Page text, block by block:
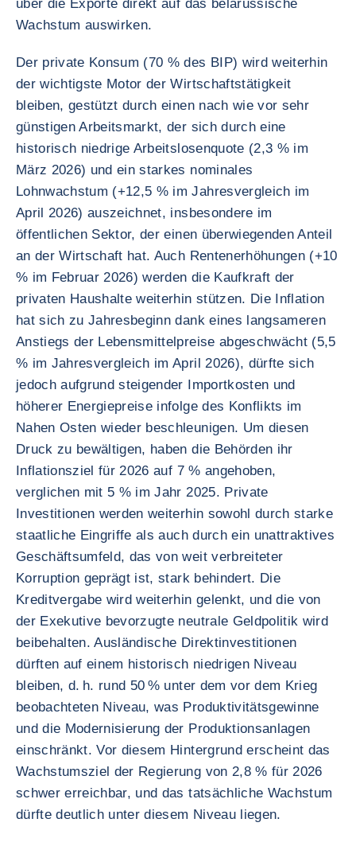
über die Exporte direkt auf das belarussische
Wachstum auswirken.
Der private Konsum (70 % des BIP) wird weiterhin
der wichtigste Motor der Wirtschaftstätigkeit
bleiben, gestützt durch einen nach wie vor sehr
günstigen Arbeitsmarkt, der sich durch eine
historisch niedrige Arbeitslosenquote (2,3 % im
März 2026) und ein starkes nominales
Lohnwachstum (+12,5 % im Jahresvergleich im
April 2026) auszeichnet, insbesondere im
öffentlichen Sektor, der einen überwiegenden Anteil
an der Wirtschaft hat. Auch Rentenerhöhungen (+10
% im Februar 2026) werden die Kaufkraft der
privaten Haushalte weiterhin stützen. Die Inflation
hat sich zu Jahresbeginn dank eines langsameren
Anstiegs der Lebensmittelpreise abgeschwächt (5,5
% im Jahresvergleich im April 2026), dürfte sich
jedoch aufgrund steigender Importkosten und
höherer Energiepreise infolge des Konflikts im
Nahen Osten wieder beschleunigen. Um diesen
Druck zu bewältigen, haben die Behörden ihr
Inflationsziel für 2026 auf 7 % angehoben,
verglichen mit 5 % im Jahr 2025. Private
Investitionen werden weiterhin sowohl durch starke
staatliche Eingriffe als auch durch ein unattraktives
Geschäftsumfeld, das von weit verbreiteter
Korruption geprägt ist, stark behindert. Die
Kreditvergabe wird weiterhin gelenkt, und die von
der Exekutive bevorzugte neutrale Geldpolitik wird
beibehalten. Ausländische Direktinvestitionen
dürften auf einem historisch niedrigen Niveau
bleiben, d. h. rund 50 % unter dem vor dem Krieg
beobachteten Niveau, was Produktivitätsgewinne
und die Modernisierung der Produktionsanlagen
einschränkt. Vor diesem Hintergrund erscheint das
Wachstumsziel der Regierung von 2,8 % für 2026
schwer erreichbar, und das tatsächliche Wachstum
dürfte deutlich unter diesem Niveau liegen.